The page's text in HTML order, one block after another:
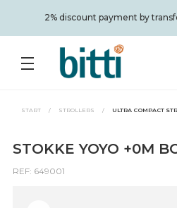
2% discount payment by
START / STROLLERS / ULTRA COMPACT
STOKKE YOYO +0M
REF: 649001